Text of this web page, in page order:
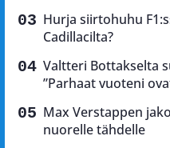
Hurja siirtohuhu
Cadillacilta?
Valtteri Bottakselta
”Parhaat vuoteni
Max Verstappen
nuorelle tähdelle